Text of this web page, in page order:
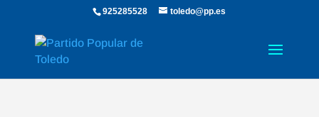
925285528 toledo@pp.es